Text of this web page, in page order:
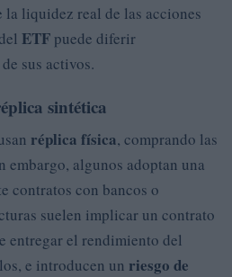
liquidez real de las acciones
ETF puede diferir
sus activos.
sintética
réplica física, comprando las
embargo, algunos adoptan una
contratos con bancos o
suelen implicar un contrato
entregar el rendimiento del
e introducen un riesgo de